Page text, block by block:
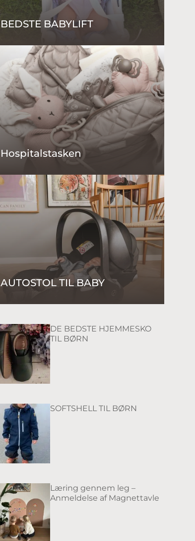
BEDSTE BABYLIFT
Hospitalstasken
AUTOSTOL TIL BABY
DE BEDSTE HJEMMESKO
TIL BØRN
SOFTSHELL TIL BØRN
Læring gennem leg –
Anmeldelse af Magnettavle